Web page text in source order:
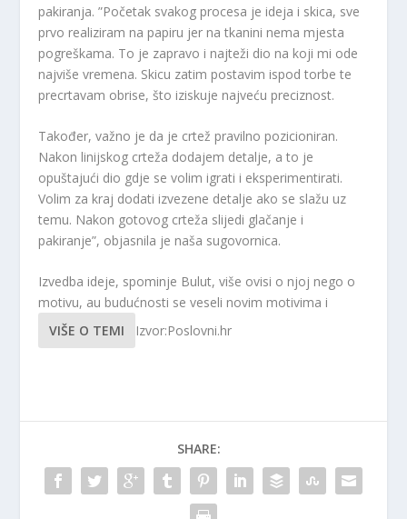
pakiranja. ”Početak svakog procesa je ideja i skica, sve
prvo realiziram na papiru jer na tkanini nema mjesta
pogreškama. To je zapravo i najteži dio na koji mi ode
najviše vremena. Skicu zatim postavim ispod torbe te
precrtavam obrise, što iziskuje najveću preciznost.
Također, važno je da je crtež pravilno pozicioniran.
Nakon linijskog crteža dodajem detalje, a to je
opuštajući dio gdje se volim igrati i eksperimentirati.
Volim za kraj dodati izvezene detalje ako se slažu uz
temu. Nakon gotovog crteža slijedi glačanje i
pakiranje”, objasnila je naša sugovornica.
Izvedba ideje, spominje Bulut, više ovisi o njoj nego o
motivu, au budućnosti se veseli novim motivima i
VIŠE O TEMI
Izvor:Poslovni.hr
SHARE: